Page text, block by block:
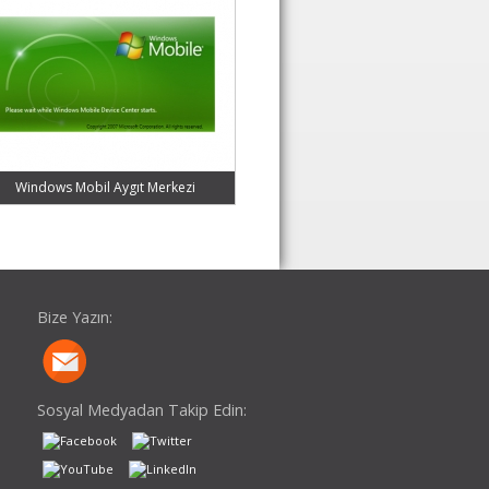
Windows Mobil Aygıt Merkezi
Bize Yazın:
Sosyal Medyadan Takip Edin: